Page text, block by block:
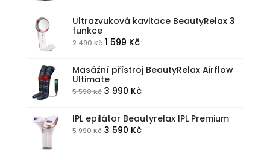
byla:
1
990 Kč.
je:
490 Kč.
Ultrazvuková kavitace BeautyRelax 3
funkce
2 490Kč Původní
byla:
2
490 Kč.
1 599 KčAktuální
je:
599 Kč.
Masážní přístroj BeautyRelax Airflow
Ultimate
5 590Kč Původní
byla:
5
3 990 KčAktuální
je:
3
IPL epilátor Beautyrelax IPL Premium
5 990Kč Původní
3 590 KčAktuální